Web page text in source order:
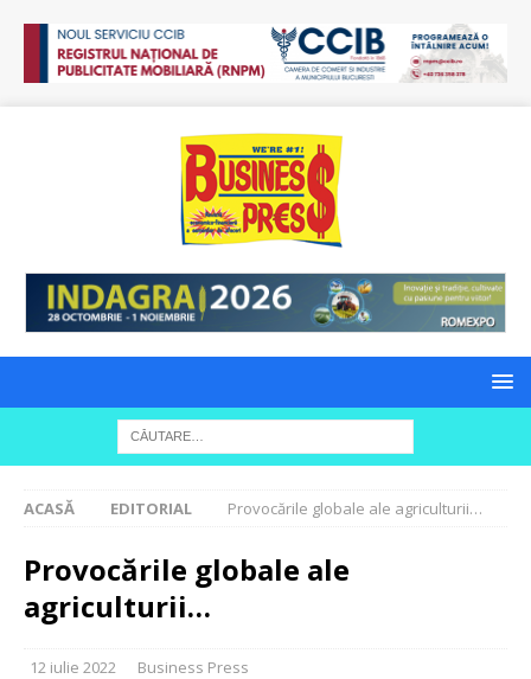
ACASĂ EDITORIAL Provocările globale ale agriculturii…
Provocările globale ale
agriculturii…
12 iulie 2022 Business Press